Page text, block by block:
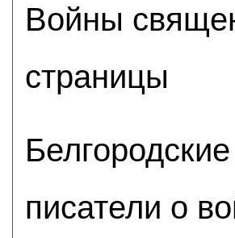
Войны
страницы
Белгородские
писатели о